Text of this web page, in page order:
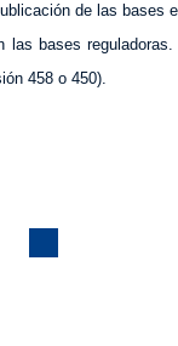
de las bases
las bases
458 o 450).